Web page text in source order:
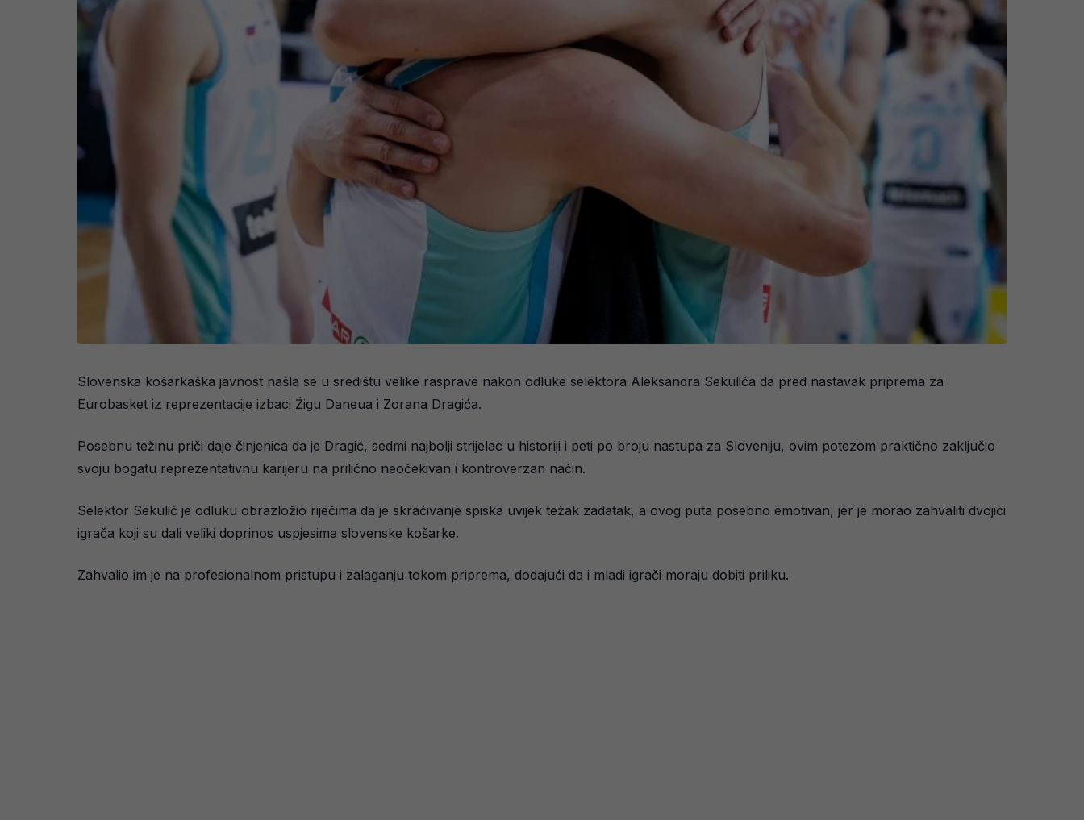
Slovenska košarkaška javnost našla se u središtu velike rasprave nakon odluke selektora Aleksandra Sekulića da pred nastavak priprema za
Eurobasket iz reprezentacije izbaci Žigu Daneua i Zorana Dragića.
Posebnu težinu priči daje činjenica da je Dragić, sedmi najbolji strijelac u historiji i peti po broju nastupa za Sloveniju, ovim potezom praktično zaključio
svoju bogatu reprezentativnu karijeru na prilično neočekivan i kontroverzan način.
Selektor Sekulić je odluku obrazložio riječima da je skraćivanje spiska uvijek težak zadatak, a ovog puta posebno emotivan, jer je morao zahvaliti dvojici
igrača koji su dali veliki doprinos uspjesima slovenske košarke.
Zahvalio im je na profesionalnom pristupu i zalaganju tokom priprema, dodajući da i mladi igrači moraju dobiti priliku.